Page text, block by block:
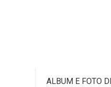
ALBUM E FOTO